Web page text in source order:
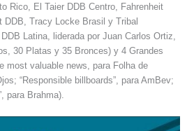
Rico, El Taier DDB Centro, Fahrenheit
DDB, Tracy Locke Brasil y Tribal
Latina, liderada por Juan Carlos Ortiz,
30 Platas y 35 Bronces) y 4 Grandes
most valuable news, para Folha de
“Responsible billboards”, para AmBev;
para Brahma).